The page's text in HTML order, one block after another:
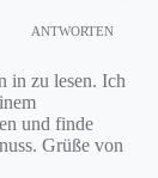
ANTWORTEN
in zu lesen. Ich
und finde
Grüße von